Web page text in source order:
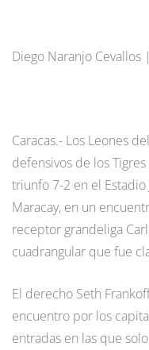
Diego Naranjo Cevallos
Caracas.- Los Leones
defensivos de los
triunfo 7-2 en el Estadio
Maracay, en un
receptor grandeliga
cuadrangular que fue
El derecho Seth
encuentro por los
entradas en las que